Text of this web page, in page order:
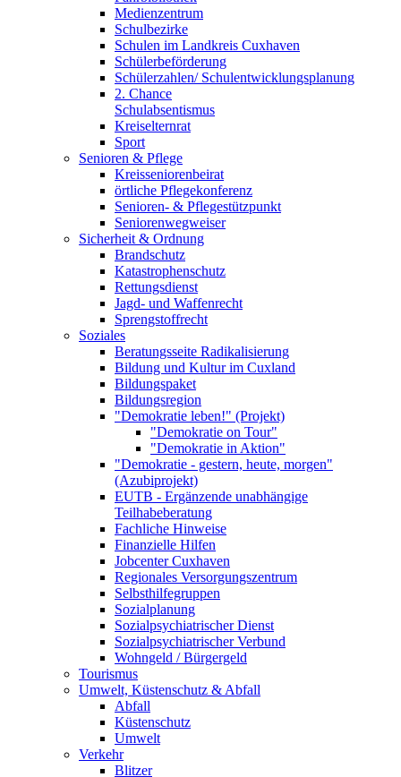
Medienzentrum
Schulbezirke
Schulen im Landkreis Cuxhaven
Schülerbeförderung
Schülerzahlen/ Schulentwicklungsplanung
2. Chance
Schulabsentismus
Kreiselternrat
Sport
Senioren & Pflege
Kreisseniorenbeirat
örtliche Pflegekonferenz
Senioren- & Pflegestützpunkt
Seniorenwegweiser
Sicherheit & Ordnung
Brandschutz
Katastrophenschutz
Rettungsdienst
Jagd- und Waffenrecht
Sprengstoffrecht
Soziales
Beratungsseite Radikalisierung
Bildung und Kultur im Cuxland
Bildungspaket
Bildungsregion
"Demokratie leben!" (Projekt)
"Demokratie on Tour"
"Demokratie in Aktion"
"Demokratie - gestern, heute, morgen"
(Azubiprojekt)
EUTB - Ergänzende unabhängige
Teilhabeberatung
Fachliche Hinweise
Finanzielle Hilfen
Jobcenter Cuxhaven
Regionales Versorgungszentrum
Selbsthilfegruppen
Sozialplanung
Sozialpsychiatrischer Dienst
Sozialpsychiatrischer Verbund
Wohngeld / Bürgergeld
Tourismus
Umwelt, Küstenschutz & Abfall
Abfall
Küstenschutz
Umwelt
Verkehr
Blitzer